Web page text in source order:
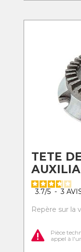
TETE
3.7/5 - 3
Repère sur la
Pièce
appel à